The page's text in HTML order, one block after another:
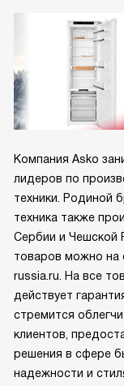
Компания Asko
лидеров по
техники. Родиной
техника также
Сербии и Чешской
товаров можно на
russia.ru. На все
действует
стремится
клиентов,
решения в сфере
надежности и